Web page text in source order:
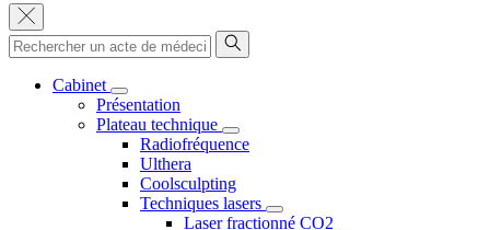
Cabinet
Présentation
Plateau technique
Radiofréquence
Ulthera
Coolsculpting
Techniques lasers
Laser fractionné CO2